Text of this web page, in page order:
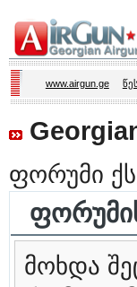
www.airgun.ge
ფორუმი
მოხდა